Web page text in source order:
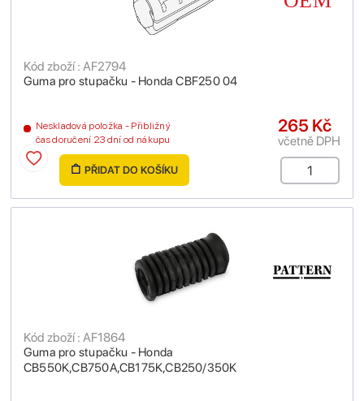
Guma pro stupačku - Honda CBF250 04
Kód zboží : AF2794
Neskladová položka - Přibližný
čas doručení 23 dní od nákupu
265 Kč
včetně DPH
PŘIDAT DO KOŠÍKU
Guma pro stupačku - Honda
CB550K,CB750A,CB175K,CB250/350K
Kód zboží : AF1864